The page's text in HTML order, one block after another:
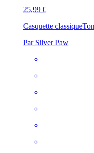
25,99 €
Casquette classique
Par Silver Paw